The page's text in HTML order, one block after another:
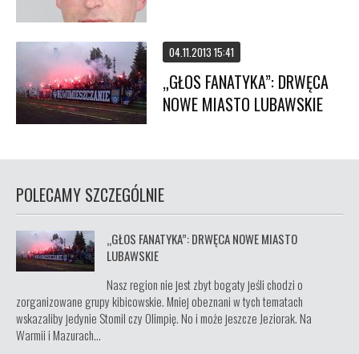
04.11.2013 15:41
„GŁOS FANATYKA”: DRWĘCA
NOWE MIASTO LUBAWSKIE
POLECAMY SZCZEGÓLNIE
„GŁOS FANATYKA”: DRWĘCA NOWE MIASTO
LUBAWSKIE
Nasz region nie jest zbyt bogaty jeśli chodzi o
zorganizowane grupy kibicowskie. Mniej obeznani w tych tematach
wskazaliby jedynie Stomil czy Olimpię. No i może jeszcze Jeziorak. Na
Warmii i Mazurach...